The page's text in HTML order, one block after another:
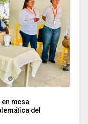
mesa
del